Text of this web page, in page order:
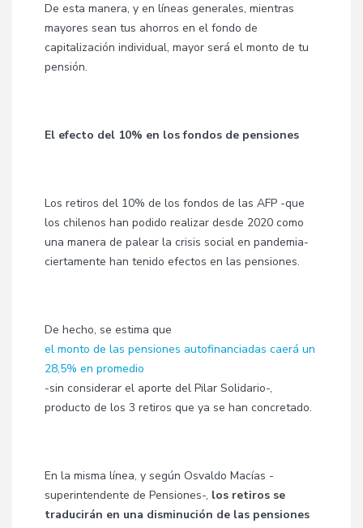
De esta manera, y en líneas generales, mientras
mayores sean tus ahorros en el fondo de
capitalización individual, mayor será el monto de tu
pensión.
El efecto del 10% en los fondos de pensiones
Los retiros del 10% de los fondos de las AFP -que
los chilenos han podido realizar desde 2020 como
una manera de palear la crisis social en pandemia-
ciertamente han tenido efectos en las pensiones.
De hecho, se estima que
el monto de las pensiones autofinanciadas caerá un
28,5% en promedio
-sin considerar el aporte del Pilar Solidario-,
producto de los 3 retiros que ya se han concretado.
En la misma línea, y según Osvaldo Macías -
superintendente de Pensiones-, los retiros se
traducirán en una disminución de las pensiones